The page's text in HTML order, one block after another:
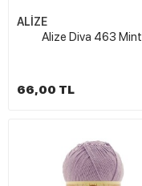
ALİZE
Alize Diva 463 Mint
66,00 TL